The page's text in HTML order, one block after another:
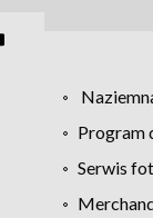
Program
Serwis